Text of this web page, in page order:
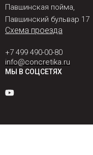
Павшинская пойма,
Павшинский бульвар 17
Схема проезда
+7 499 490-00-80
info@concretika.ru
МЫ В СОЦСЕТЯХ